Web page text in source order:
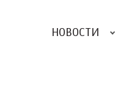
НОВОСТИ